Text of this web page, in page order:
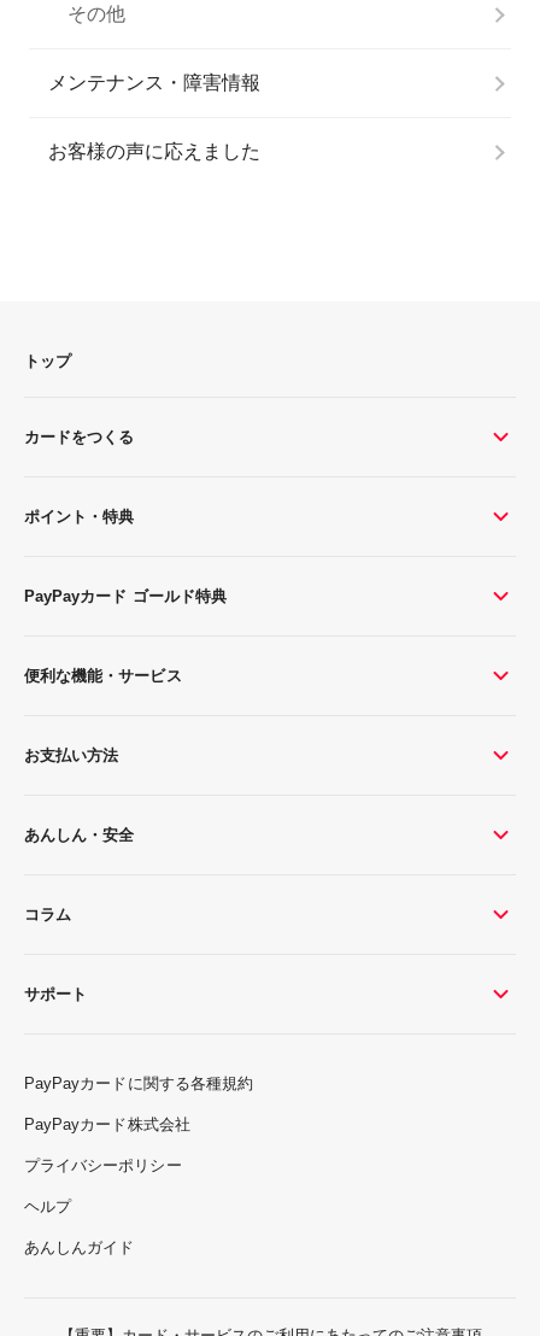
その他
メンテナンス・障害情報
お客様の声に応えました
トップ
カードをつくる
ポイント・特典
PayPayカード ゴールド特典
便利な機能・サービス
お支払い方法
あんしん・安全
コラム
サポート
PayPayカードに関する各種規約
PayPayカード株式会社
プライバシーポリシー
ヘルプ
あんしんガイド